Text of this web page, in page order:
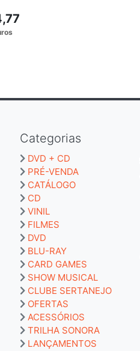
Categorias
DVD + CD
PRÉ-VENDA
CATÁLOGO
CD
VINIL
FILMES
DVD
BLU-RAY
CARD GAMES
SHOW MUSICAL
CLUBE SERTANEJO
OFERTAS
ACESSÓRIOS
TRILHA SONORA
LANÇAMENTOS